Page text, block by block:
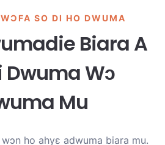
SO DI HO DWUMA
Biara A
Dwuma Wɔ
Mu
ho ahyɛ adwuma biara mu.